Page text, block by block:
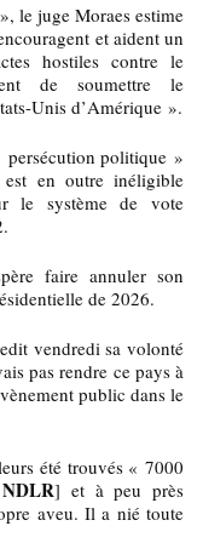
le juge Moraes estime
et aident un
hostiles contre le
de soumettre le
Unis d’Amérique ».
persécution politique »
en outre inéligible
le système de vote
faire annuler son
de 2026.
vendredi sa volonté
pas rendre ce pays à
public dans le
été trouvés « 7000
NDLR] et à peu près
aveu. Il a nié toute